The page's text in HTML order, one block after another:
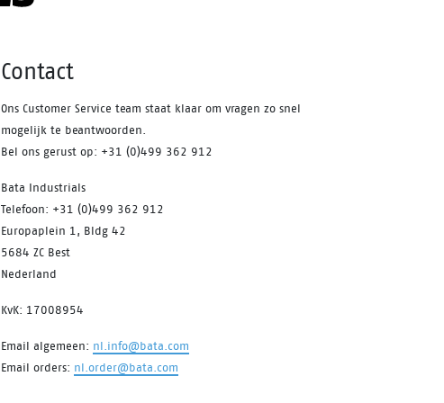
Contact
Ons Customer Service team staat klaar om vragen zo snel
mogelijk te beantwoorden.
Bel ons gerust op: +31 (0)499 362 912
Bata Industrials
Telefoon: +31 (0)499 362 912
Europaplein 1, Bldg 42
5684 ZC Best
Nederland
KvK: 17008954
Email algemeen: nl.info@bata.com
Email orders: nl.order@bata.com